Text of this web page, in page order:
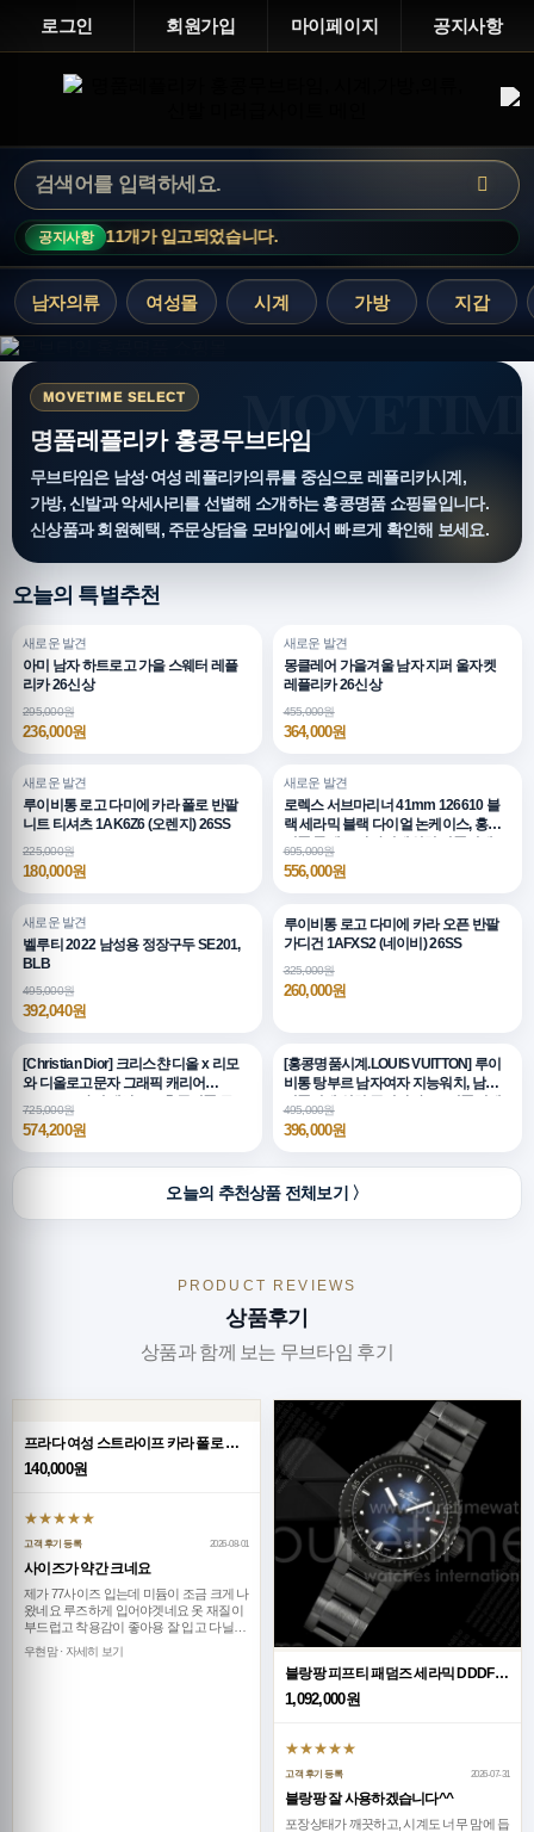
로그인 회원가입 마이페이지 공지사항
공지사항
총 11개가 입고되었습니다.
남자의류 여성몰 시계 가방 지갑
MOVETIME SELECT
명품레플리카 홍콩무브타임
무브타임은 남성·여성 레플리카의류를 중심으로 레플리카시계,
가방, 신발과 악세사리를 선별해 소개하는 홍콩명품 쇼핑몰입니다.
신상품과 회원혜택, 주문상담을 모바일에서 빠르게 확인해 보세요.
오늘의 특별추천
새로운 발견
아미 남자 하트로고 가을 스웨터 레플
리카 26신상
295,000원
236,000원
새로운 발견
몽클레어 가을겨울 남자 지퍼 울자켓
레플리카 26신상
455,000원
364,000원
새로운 발견
루이비통 로고 다미에 카라 폴로 반팔
니트 티셔츠 1AK6Z6 (오렌지) 26SS
225,000원
180,000원
새로운 발견
로렉스 서브마리너 41mm 126610 블
랙 세라믹 블랙 다이얼 논케이스, 홍콩
명품,롤렉스,남자시계워치,명품시계
695,000원
556,000원
새로운 발견
벨루티 2022 남성용 정장구두 SE201,
BLB
495,000원
392,040원
루이비통 로고 다미에 카라 오픈 반팔
가디건 1AFXS2 (네이비) 26SS
325,000원
260,000원
[Christian Dior] 크리스챤 디올 x 리모
와 디올로고문자 그래픽 캐리어
CR005, 4가지 색상, B4, 홍콩명품,무브
타임
725,000원
574,200원
[홍콩명품시계.LOUIS VUITTON] 루이
비통 탕부르 남자여자 지능워치, 남자
명품시계,워치,중년남자,SA,명품시계,
메탈시계
495,000원
396,000원
오늘의 추천상품 전체보기 〉
PRODUCT REVIEWS
상품후기
상품과 함께 보는 무브타임 후기
프라다 여성 스트라이프 카라 폴로 반팔 티셔츠 26SS
140,000원
★★★★★
고객 후기 등록 2026-08-01
사이즈가 약간 크네요
제가 77사이즈 입는데 미듐이 조금 크게 나
왔네요 루즈하게 입어야겟네요 옷 재질이
부드럽고 착용감이 좋아용 잘 입고 다닐께
요~
우현맘 · 자세히 보기
블랑팡 피프티 패덤즈 세라믹 DDDF 베스트 에디션 블루 다이얼 세라믹 브레이슬릿 A1315
1,092,000원
★★★★★
고객 후기 등록 2026-07-31
블랑팡 잘 사용하겠습니다^^
포장상태가 깨끗하고, 시계도 너무 맘에 듭